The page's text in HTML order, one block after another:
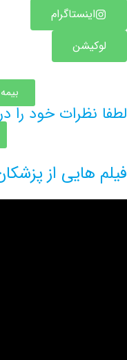
بیمه های
خود را در
ثبت
از پزشکان